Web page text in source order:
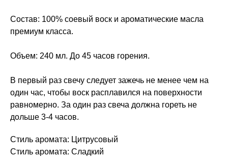
Состав: 100% соевый воск и ароматические масла
премиум класса.
Объем: 240 мл. До 45 часов горения.
В первый раз свечу следует зажечь не менее чем на
один час, чтобы воск расплавился на поверхности
равномерно. За один раз свеча должна гореть не
дольше 3-4 часов.
Стиль аромата: Цитрусовый
Стиль аромата: Сладкий